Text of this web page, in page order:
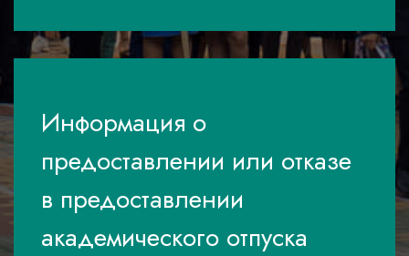
Информация о
предоставлении или отказе
в предоставлении
академического отпуска